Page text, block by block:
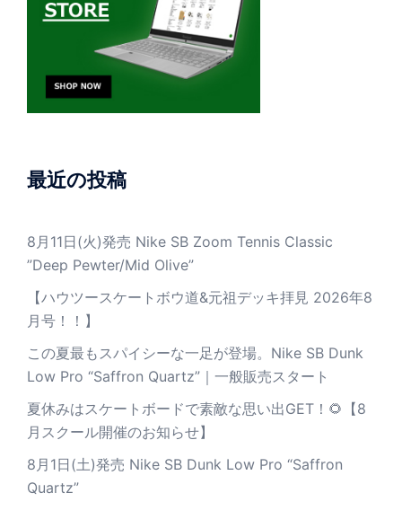
最近の投稿
8月11日(火)発売 Nike SB Zoom Tennis Classic
”Deep Pewter/Mid Olive”
【ハウツースケートボウ道&元祖デッキ拝見 2026年8
月号！！】
この夏最もスパイシーな一足が登場。Nike SB Dunk
Low Pro “Saffron Quartz”｜一般販売スタート
夏休みはスケートボードで素敵な思い出GET！🌻【8
月スクール開催のお知らせ】
8月1日(土)発売 Nike SB Dunk Low Pro “Saffron
Quartz”